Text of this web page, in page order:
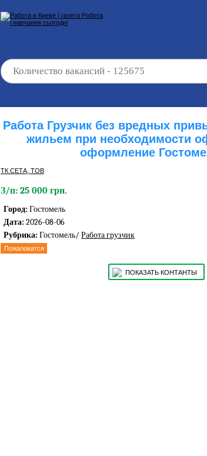
Работа Грузчик без вредных
жильем при необходимости
оформление
ТК СЕТА, ТОВ
З/п: 25 000 грн.
Город: Гостомель
Дата: 2026-08-06
Рубрика: Гостомель/ Работа грузчик
Пожаловатся
ПОКАЗАТЬ КОНТАНТЫ